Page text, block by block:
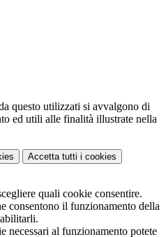
questo utilizzati si avvalgono di
ed utili alle finalità illustrate nella
Accetta tutti i cookies
quali cookie consentire.
consentono il funzionamento della
necessari al funzionamento potete